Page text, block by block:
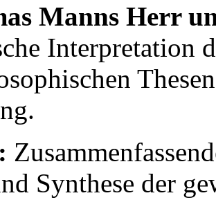
Manns Herr
Interpretation
Synthese der